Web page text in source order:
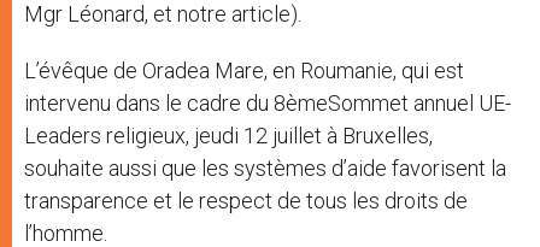
Mgr Léonard, et notre article).
L’évêque de Oradea Mare, en Roumanie, qui est
intervenu dans le cadre du 8èmeSommet annuel UE-
Leaders religieux, jeudi 12 juillet à Bruxelles,
souhaite aussi que les systèmes d’aide favorisent la
transparence et le respect de tous les droits de
l’homme.